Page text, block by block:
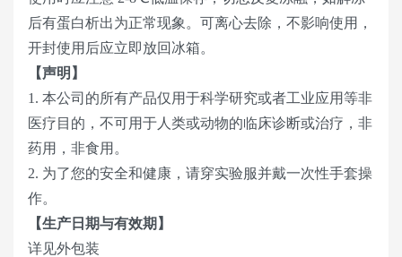
后有蛋白析出为正常现象。可离心去除，不影响使用，
开封使用后应立即放回冰箱。
【声明】
1. 本公司的所有产品仅用于科学研究或者工业应用等非
医疗目的，不可用于人类或动物的临床诊断或治疗，非
药用，非食用。
2. 为了您的安全和健康，请穿实验服并戴一次性手套操
作。
【生产日期与有效期】
详见外包装